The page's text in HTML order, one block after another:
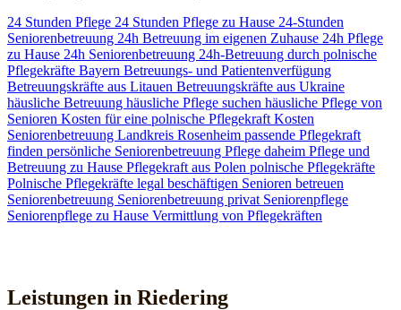
24 Stunden Pflege 24 Stunden Pflege zu Hause 24-Stunden
Seniorenbetreuung 24h Betreuung im eigenen Zuhause 24h Pflege
zu Hause 24h Seniorenbetreuung 24h-Betreuung durch polnische
Pflegekräfte Bayern Betreuungs- und Patientenverfügung
Betreuungskräfte aus Litauen Betreuungskräfte aus Ukraine
häusliche Betreuung häusliche Pflege suchen häusliche Pflege von
Senioren Kosten für eine polnische Pflegekraft Kosten
Seniorenbetreuung Landkreis Rosenheim passende Pflegekraft
finden persönliche Seniorenbetreuung Pflege daheim Pflege und
Betreuung zu Hause Pflegekraft aus Polen polnische Pflegekräfte
Polnische Pflegekräfte legal beschäftigen Senioren betreuen
Seniorenbetreuung Seniorenbetreuung privat Seniorenpflege
Seniorenpflege zu Hause Vermittlung von Pflegekräften
Leistungen in Riedering